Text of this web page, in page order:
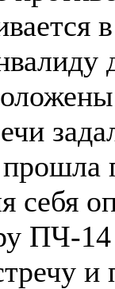
себя
ПЧ-